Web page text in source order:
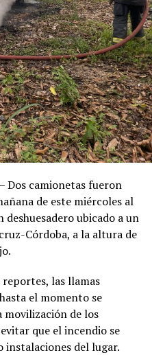
dada a conocer
de ellos. Hasta el
han informado la situación
dentro de la
la intervención de
en un contexto de
contra servidores
ilícitas en la
los primeros fallos
y confirma la
por delitos
droga y el
Dos camionetas fueron
de este miércoles al
ubicado a un
Córdoba, a la altura de
las llamas
el momento se
movilización de los
que el incendio se
instalaciones del lugar.